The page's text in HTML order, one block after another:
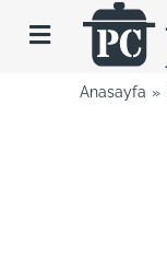
Toggle
Navigation
TariflerAnasayfa